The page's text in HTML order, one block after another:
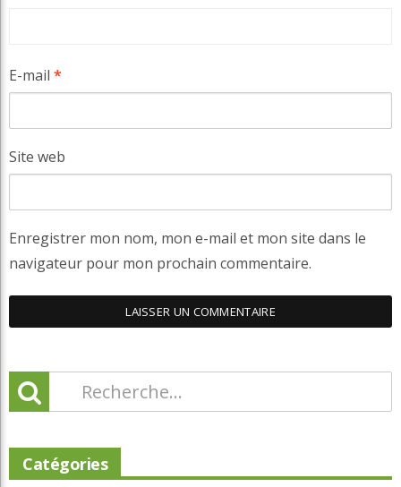
E-mail *
Site web
Enregistrer mon nom, mon e-mail et mon site dans le
navigateur pour mon prochain commentaire.
Catégories